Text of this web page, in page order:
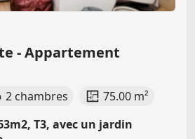
- Appartement
2 chambres
75.00 m²
T3, avec un jardin